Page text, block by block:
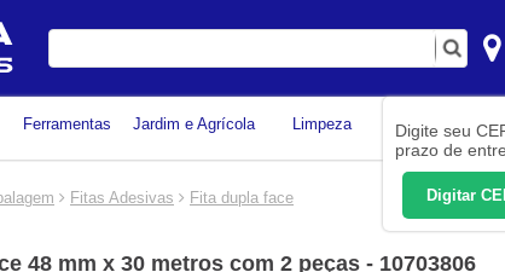
Digite
Digite seu
prazo de
Digitar
Ferramentas Jardim e Agrícola Limpeza Construção
Fitas Adesivas Fita dupla face
48 mm x 30 metros com 2 peças - 10703806